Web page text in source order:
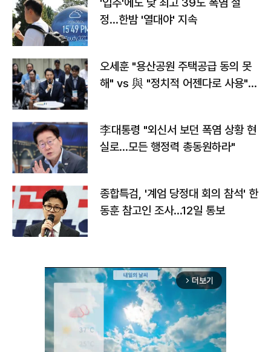
'입추'에도 낮 최고 39도 폭염 절
정…한밤 '열대야' 지속
오세훈 "용산공원 주택공급 동의 못
해" vs 與 "정치적 어젠다로 사용"
李대통령 "외신서 보던 폭염 상황 현
실로…모든 행정력 총동원하라"
종합특검, '계엄 당정대 회의 참석' 한
동훈 참고인 조사...12일 통보
arrow_forward_ios 더보기